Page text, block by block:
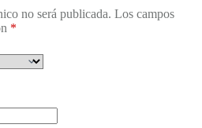
no será publicada. Los campos
*